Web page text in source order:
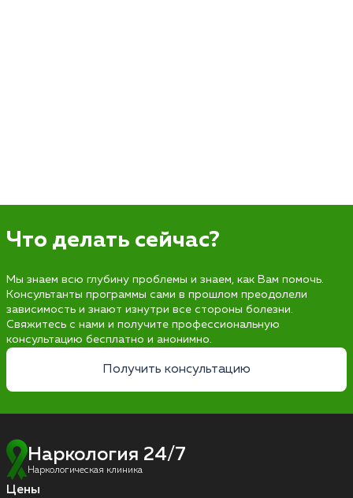
Что делать сейчас?
Мы знаем всю глубину проблемы и знаем, как Вам помочь.
Консультанты программы сами в прошлом преодолели
зависимость и знают изнутри все стороны болезни.
Свяжитесь с нами и получите профессиональную
консультацию бесплатно и анонимно.
Получить консультацию
Наркология 24/7
Наркологическая клиника
Цены